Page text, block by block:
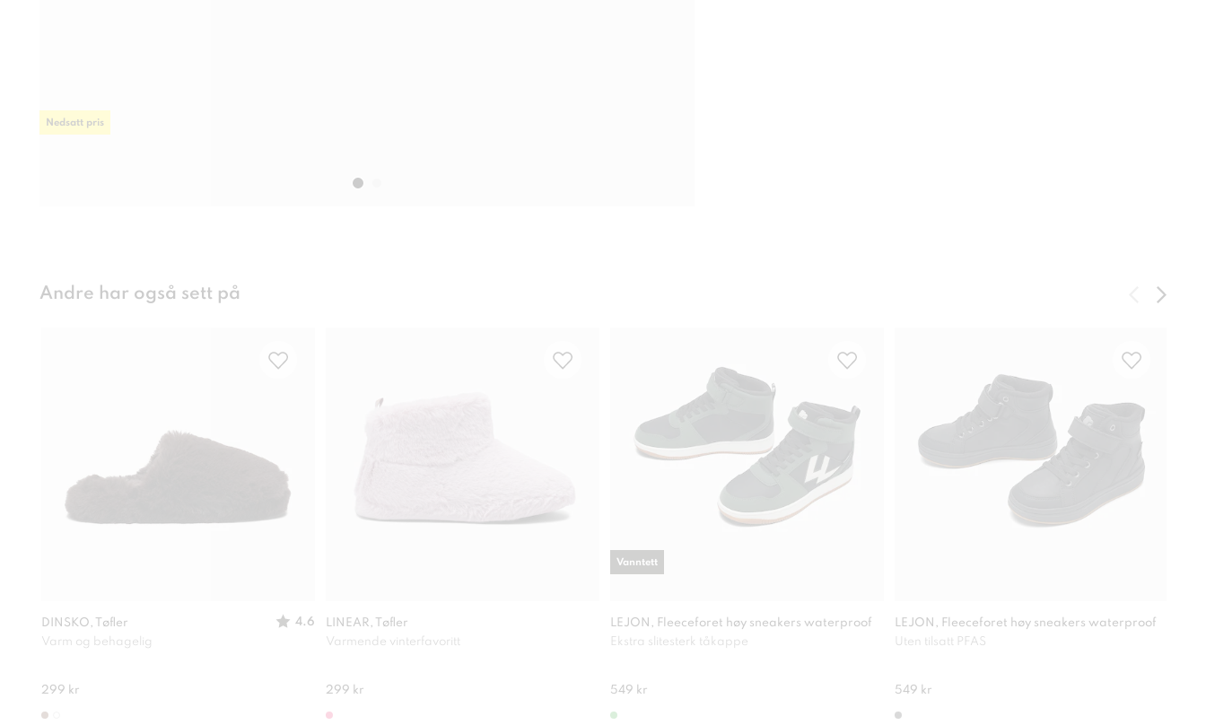
Nedsatt pris
Andre har også sett på
DINSKO, Tøfler
4.6
Varm og behagelig
299 kr
LINEAR, Tøfler
Varmende vinterfavoritt
299 kr
LEJON, Fleeceforet høy sneakers waterproof
Ekstra slitesterk tåkappe
549 kr
Vanntett
LEJON, Fleeceforet høy sneakers waterproof
Uten tilsatt PFAS
549 kr